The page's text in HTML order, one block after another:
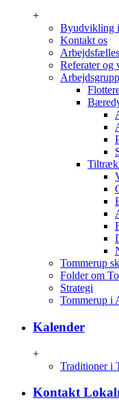
+
Byudvikling
Kontakt os
Referater og
Tommerup
Folder om
Strategi
Tommerup i
Kalender
+
Traditioner i
Kontakt